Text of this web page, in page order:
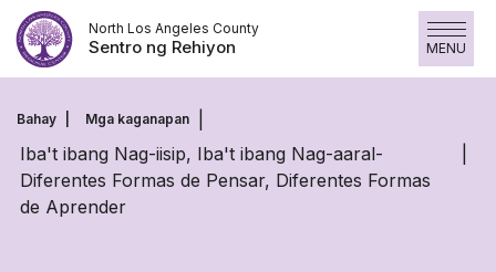
Laktawan
ang
nilalaman
North Los Angeles County
Sentro ng Rehiyon MENU
Bahay Mga kaganapan
Iba't ibang Nag-iisip, Iba't ibang Nag-aaral-
Diferentes Formas de Pensar, Diferentes Formas
de Aprender